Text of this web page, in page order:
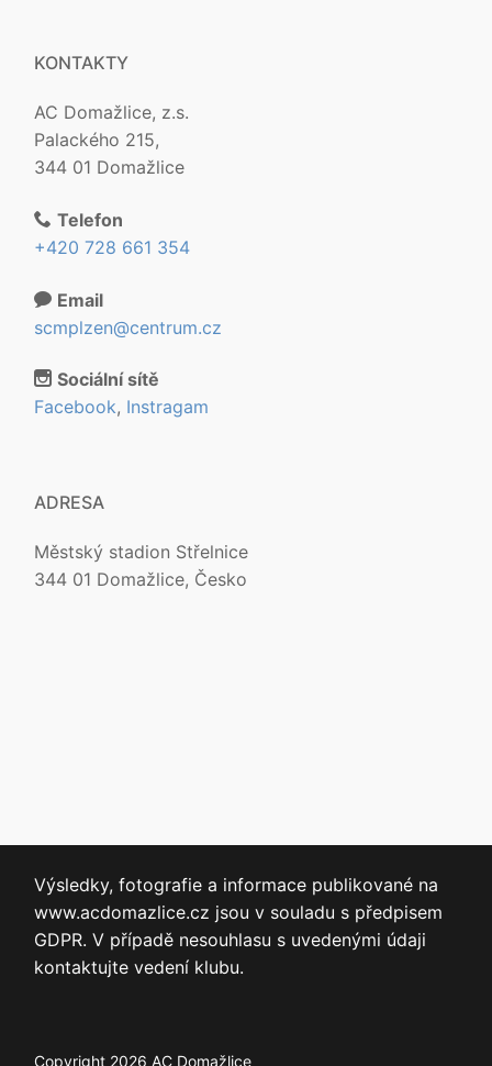
KONTAKTY
AC Domažlice, z.s.
Palackého 215,
344 01 Domažlice
Telefon
+420 728 661 354
Email
scmplzen@centrum.cz
Sociální sítě
Facebook, Instragam
ADRESA
Městský stadion Střelnice
344 01 Domažlice, Česko
Výsledky, fotografie a informace publikované na
www.acdomazlice.cz jsou v souladu s předpisem
GDPR. V případě nesouhlasu s uvedenými údaji
kontaktujte vedení klubu.
Copyright 2026 AC Domažlice